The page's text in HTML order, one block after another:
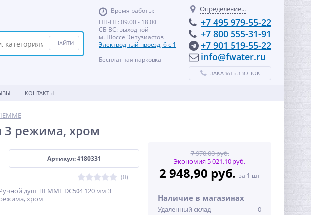
Время работы:
ПН-ПТ: 09.00 - 18.00
СБ-ВС: выходной
м. Шоссе Энтузиастов
Электродный проезд, 6 с 1
Бесплатная парковка
Определение...
+7 495 979-55-22
+7 800 555-31-91
+7 901 519-55-22
info@fwater.ru
ЗАКАЗАТЬ ЗВОНОК
КОНТАКТЫ
3 режима, хром
Артикул: 4180331
(0)
Ручной душ TIEMME DC504 120 мм 3
режима, хром
7 970,00 руб.
Экономия 5 021,10 руб.
2 948,90 руб. за 1 шт
Наличие в магазинах
Удаленный склад
0